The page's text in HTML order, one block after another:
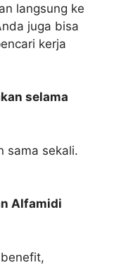
langsung ke
juga bisa
kerja
selama
sama sekali.
Alfamidi